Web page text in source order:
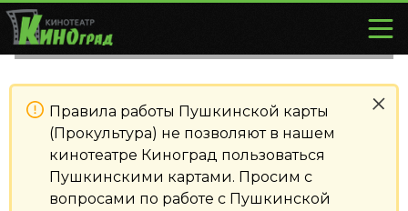
Правила работы Пушкинской карты
(Прокультура) не позволяют в нашем
кинотеатре Киноград пользоваться
Пушкинскими картами. Просим с
вопросами по работе с Пушкинской